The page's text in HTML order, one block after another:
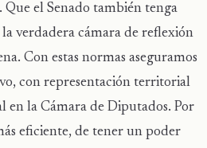
Que el Senado también tenga
verdadera cámara de reflexión
Con estas normas aseguramos
con representación territorial
en la Cámara de Diputados. Por
eficiente, de tener un poder